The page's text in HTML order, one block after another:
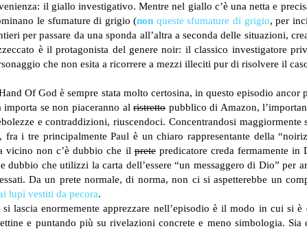
il giallo investigativo. Mentre nel giallo c’è una netta e
le sfumature di grigio (non queste sfumature di grigio, per
per passare da una sponda all’altra a seconda delle situazioni,
è il protagonista del genere noir: il classico investigatore
che non esita a ricorrere a mezzi illeciti pur di risolvere il
Of God è sempre stata molto certosina, in questo episodio
importa se non piaceranno alristretto pubblico di Amazon,
e contraddizioni, riuscendoci. Concentrandosi
i tre principalmente Paul è un chiaro rappresentante della
vicino non c’è dubbio che ilpretepredicatore creda fermamente
dubbio che utilizzi la carta dell’essere “un messaggero di Dio” per
Da un prete normale, di norma, non ci si aspetterebbe un
lupi vestiti da pecora.
lascia enormemente apprezzare nell’episodio è il modo in cui si
e puntando più su rivelazioni concrete e meno simbologia.